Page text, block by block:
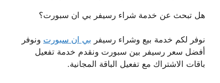
هل تبحث عن خدمة شراء رسيفر بي ان سبورت؟
نوفر لكم خدمة بيع وشراء رسيفر بي ان سبورت ونوفر
أفضل سعر رسيفر بين سبورت ونقدم خدمة تفعيل
باقات الاشتراك مع تفعيل الباقة المجانية.